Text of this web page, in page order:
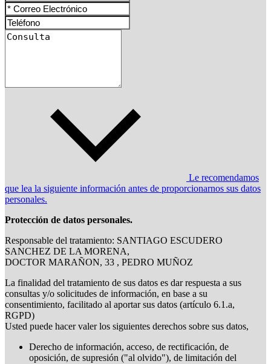
Le recomendamos
que lea la siguiente información antes de proporcionarnos sus datos
personales.
Protección de datos personales.
Responsable del tratamiento: SANTIAGO ESCUDERO
SANCHEZ DE LA MORENA,
DOCTOR MARAÑON, 33 , PEDRO MUÑOZ
La finalidad del tratamiento de sus datos es dar respuesta a sus
consultas y/o solicitudes de información, en base a su
consentimiento, facilitado al aportar sus datos (artículo 6.1.a,
RGPD)
Usted puede hacer valer los siguientes derechos sobre sus datos,
Derecho de información, acceso, de rectificación, de
oposición, de supresión ("al olvido"), de limitación del